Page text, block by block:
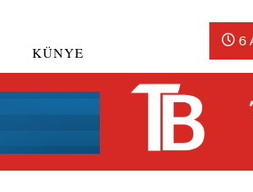
KÜNYE
6